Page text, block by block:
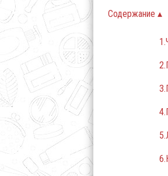
Содержание ▴